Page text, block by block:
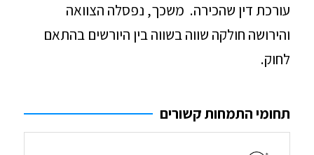
עורכת דין שהכירה. משכך, נפסלה הצוואה
והירושה חולקה שווה בשווה בין היורשים בהתאם
לחוק.
תחומי התמחות קשורים